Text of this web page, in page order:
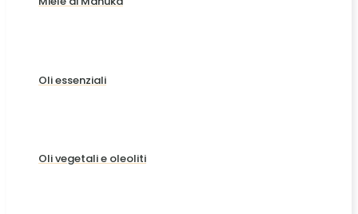
Oli essenziali
Oli vegetali e oleoliti